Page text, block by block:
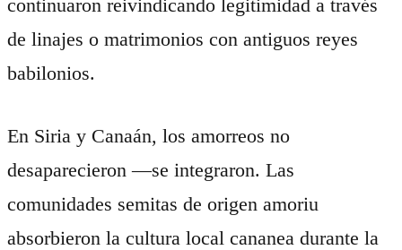
continuaron reivindicando legitimidad a través
de linajes o matrimonios con antiguos reyes
babilonios.
En Siria y Canaán, los amorreos no
desaparecieron —se integraron. Las
comunidades semitas de origen amoriu
absorbieron la cultura local cananea durante la